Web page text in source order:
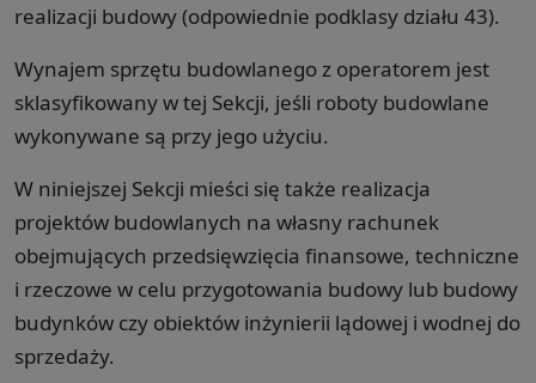
realizacji budowy (odpowiednie podklasy działu 43).
Wynajem sprzętu budowlanego z operatorem jest
sklasyfikowany w tej Sekcji, jeśli roboty budowlane
wykonywane są przy jego użyciu.
W niniejszej Sekcji mieści się także realizacja
projektów budowlanych na własny rachunek
obejmujących przedsięwzięcia finansowe, techniczne
i rzeczowe w celu przygotowania budowy lub budowy
budynków czy obiektów inżynierii lądowej i wodnej do
sprzedaży.